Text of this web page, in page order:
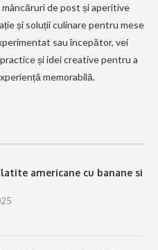
de post și aperitive
și soluții culinare pentru mese
sau începător, vei
și idei creative pentru a
memorabilă.
americane cu banane si